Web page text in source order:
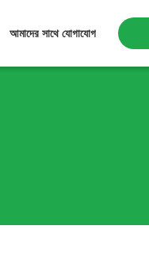
আমাদের সাথে যোগাযোগ